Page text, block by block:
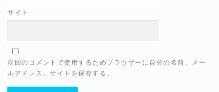
サイト
次回のコメントで使用するためブラウザーに自分の名前、メー
ルアドレス、サイトを保存する。